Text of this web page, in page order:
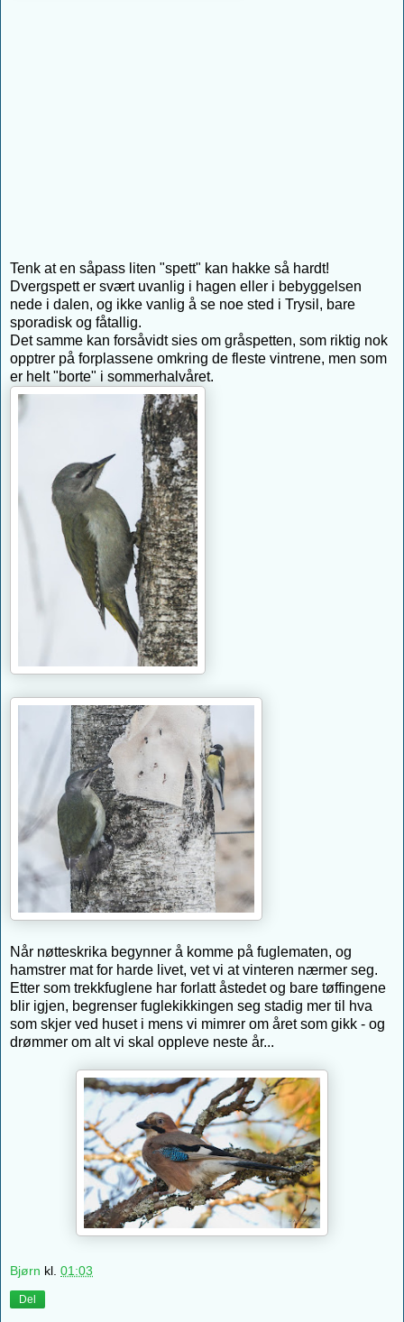
Tenk at en såpass liten "spett" kan hakke så hardt!
Dvergspett er svært uvanlig i hagen eller i bebyggelsen
nede i dalen, og ikke vanlig å se noe sted i Trysil, bare
sporadisk og fåtallig.
Det samme kan forsåvidt sies om gråspetten, som riktig nok
opptrer på forplassene omkring de fleste vintrene, men som
er helt "borte" i sommerhalvåret.
Når nøtteskrika begynner å komme på fuglematen, og
hamstrer mat for harde livet, vet vi at vinteren nærmer seg.
Etter som trekkfuglene har forlatt åstedet og bare tøffingene
blir igjen, begrenser fuglekikkingen seg stadig mer til hva
som skjer ved huset i mens vi mimrer om året som gikk - og
drømmer om alt vi skal oppleve neste år...
Bjørn kl. 01:03
Del